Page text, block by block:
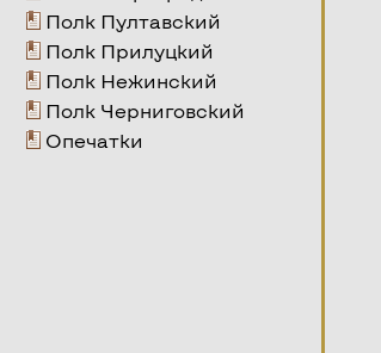
Полк Пултавский
Полк Прилуцкий
Полк Нежинский
Полк Черниговский
Опечатки